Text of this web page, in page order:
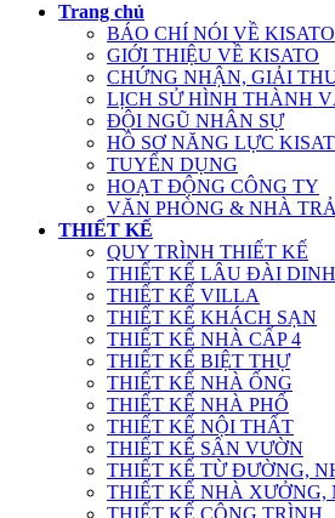
Trang chủ
BÁO CHÍ NÓI VỀ KISATO
GIỚI THIỆU VỀ KISATO
CHỨNG NHẬN, GIẢI
LỊCH SỬ HÌNH THÀNH
ĐỘI NGŨ NHÂN SỰ
HỒ SƠ NĂNG LỰC
TUYỂN DỤNG
HOẠT ĐỘNG CÔNG TY
VĂN PHÒNG & NHÀ
THIẾT KẾ
QUY TRÌNH THIẾT KẾ
THIẾT KẾ LÂU ĐÀI
THIẾT KẾ VILLA
THIẾT KẾ KHÁCH SẠN
THIẾT KẾ NHÀ CẤP 4
THIẾT KẾ BIỆT THỰ
THIẾT KẾ NHÀ ỐNG
THIẾT KẾ NHÀ PHỐ
THIẾT KẾ NỘI THẤT
THIẾT KẾ SÂN VƯỜN
THIẾT KẾ TỪ ĐƯỜNG,
THIẾT KẾ NHÀ XƯỞNG,
THIẾT KẾ CÔNG TRÌNH